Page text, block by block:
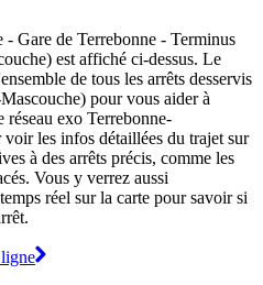
Gare de Terrebonne - Terminus
est affiché ci-dessus. Le
de tous les arrêts desservis
pour vous aider à
réseau exo Terrebonne-
voir les infos détaillées du trajet sur
à des arrêts précis, comme les
Vous y verrez aussi
réel sur la carte pour savoir si